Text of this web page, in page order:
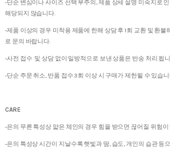
-단순 변심이나 사이즈 선택 부주의, 제품 상세 설명 미숙지로
해당되지 않습니다.
-제품 이상의 경우 미착용 제품에 한해 상담 후 1회 교환 및 환불
로 문의 바랍니다.
-사전 접수 및 상담 없이 일방적으로 보낸 상품은 반송 처리 됩
-단순 주문 취소, 반품 접수 3회 이상 시 구매가 제한될 수 있습
CARE
-은의 무른 특성상 얇은 체인의 경우 힘을 받으면 끊어질 위험
-은의 특성상 시간이 지날수록 햇빛과 땀, 습도, 개인의 습관 등